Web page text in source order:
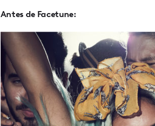
Antes de Facetune: